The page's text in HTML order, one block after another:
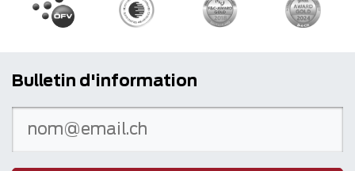
Bulletin d'information